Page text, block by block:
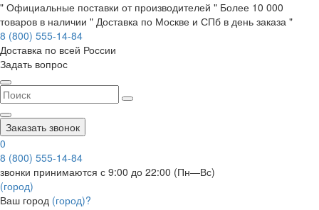
" Официальные поставки от производителей " Более 10 000
товаров в наличии " Доставка по Москве и СПб в день заказа "
8 (800) 555-14-84
Доставка по всей России
Задать вопрос
Заказать звонок
0
8 (800) 555-14-84
звонки принимаются с 9:00 до 22:00 (Пн—Вс)
(город)
Ваш город (город)?